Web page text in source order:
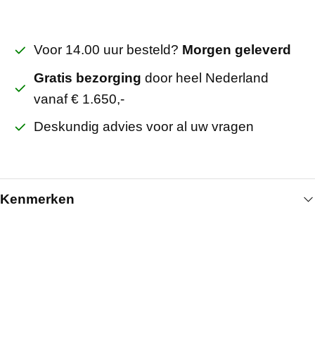
Voor 14.00 uur besteld? Morgen geleverd
Gratis bezorging door heel Nederland
vanaf € 1.650,-
Deskundig advies voor al uw vragen
Kenmerken